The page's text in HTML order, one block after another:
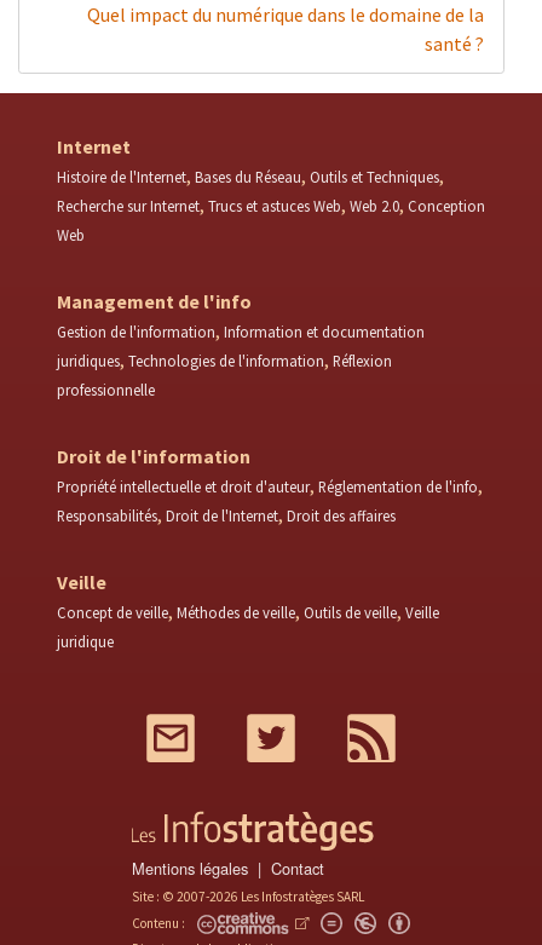
Quel impact du numérique dans le domaine de la
santé ?
Internet
Histoire de l'Internet Bases du Réseau Outils et Techniques
Recherche sur Internet Trucs et astuces Web Web 2.0 Conception
Web
Management de l'info
Gestion de l'information Information et documentation
juridiques Technologies de l'information Réflexion
professionnelle
Droit de l'information
Propriété intellectuelle et droit d'auteur Réglementation de l'info
Responsabilités Droit de l'Internet Droit des affaires
Veille
Concept de veille Méthodes de veille Outils de veille Veille
juridique
Twitter
Mentions légales Contact
Site : © 2007-2026 Les Infostratèges SARL
Contenu :